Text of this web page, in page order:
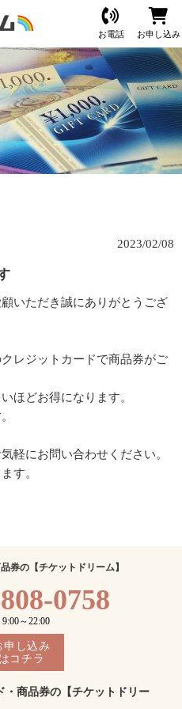
お申し込み
お電話
2023/02/08
いただき誠にありがとうござ
レジットカードで商品券がご
ほどお得になります。
軽にお問い合わせください。
す。
券の【チケットドリーム】
0758
～22:00
申し込み
はコチラ
・商品券の【チケットドリー